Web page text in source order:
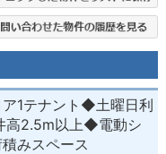
1テナント◆土曜日利
高2.5m以上◆電動シ
みスペース